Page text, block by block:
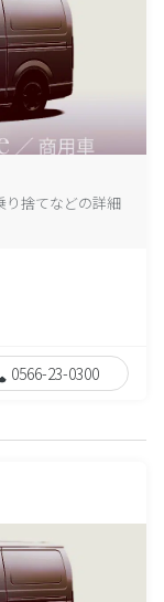
り捨てなどの詳細
0566-23-0300